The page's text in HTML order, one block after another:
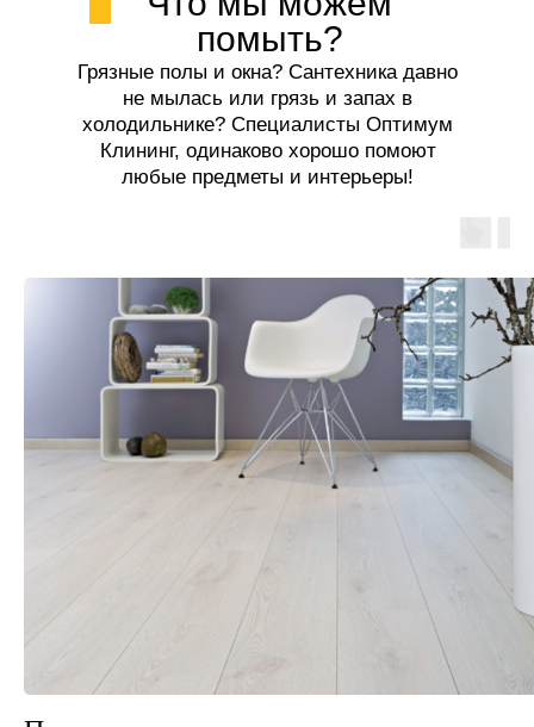
помыть?
Грязные полы и окна? Сантехника давно
не мылась или грязь и запах в
холодильнике? Специалисты Оптимум
Клининг, одинаково хорошо помоют
любые предметы и интерьеры!